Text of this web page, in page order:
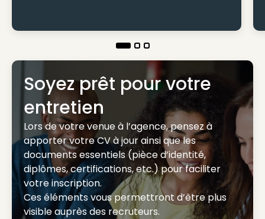
Soyez prêt pour votre
entretien
Lors de votre venue à l’agence, pensez à
apporter votre CV à jour ainsi que les
documents essentiels (pièce d’identité,
diplômes, certifications, etc.) pour faciliter
votre inscription.
Ces éléments vous permettront d’être plus
visible auprès des recruteurs.